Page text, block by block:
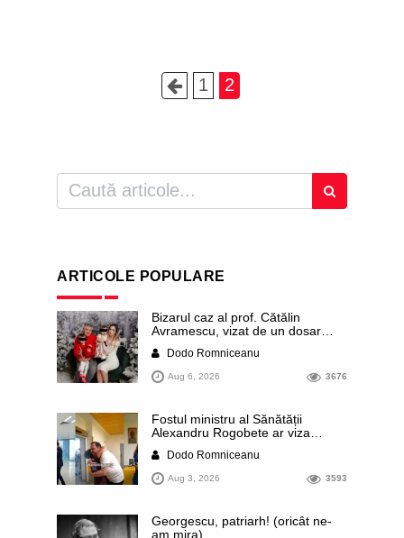
1 2
ARTICOLE POPULARE
Bizarul caz al prof. Cătălin
Avramescu, vizat de un dosar
infantilă”. Miroase a execuție
stalinistă. Cea mai imundă parte a
presei publică inclusiv documente
dezvăluite date ultra-personale
ale profesorului, inclusiv
diagnostice și tratamente
Dodo Romniceanu
Aug 6, 2026 3676
Fostul ministru al Sănătății
Alexandru Rogobete ar viza
al orașului Timișoara. Pesedistul
publică imagini demne de Coreea
de Nord cu femei din Timișoara
Dodo Romniceanu
Aug 3, 2026 3593
Georgescu, patriarh! (oricât ne-
am mira)